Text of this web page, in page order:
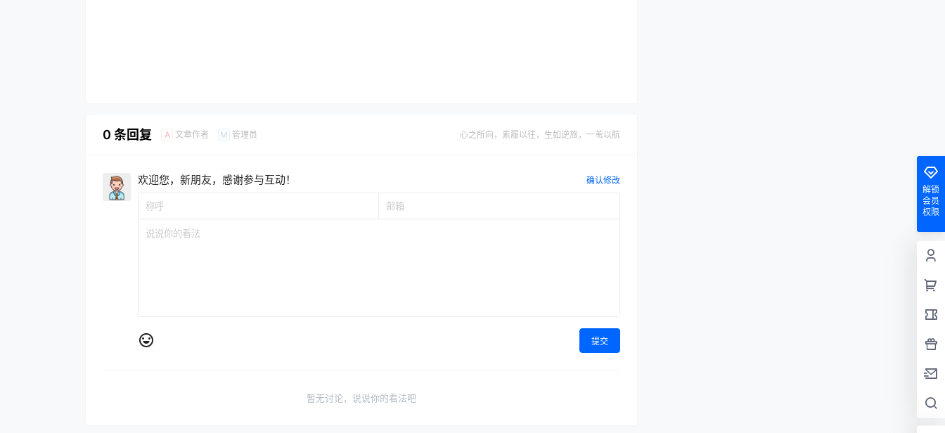
0 条回复 A 文章作者 M 管理员 心之所向，素履以往，生如逆旅，一苇以航
欢迎您，新朋友，感谢参与互动！ 确认修改
提交
暂无讨论，说说你的看法吧
解锁
会员
权限